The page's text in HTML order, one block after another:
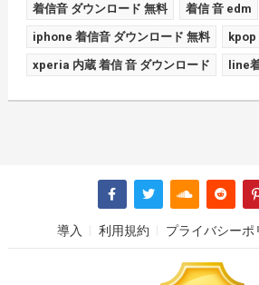
着信音 ダウンロード 無料 着信 音 edm
iphone 着信音 ダウンロード 無料 kpop
xperia 内蔵 着信 音 ダウンロード line
導入 利用規約 プライバシーポ